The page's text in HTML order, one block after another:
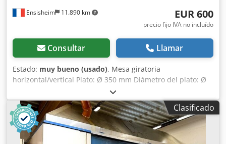
Ensisheim 11.890 km EUR 600
precio fijo IVA no incluído
Consultar Llamar
Estado: muy bueno (usado), Mesa giratoria
horizontal/vertical Plato: Ø 350 mm Diámetro del plato: Ø
400 mm Altura sin husillo: 140 mm Altura total: 250 mm
Dimensiones de la base: Longitud 430 mm x profundidad
370 mm Peso: aprox. 150 kg Posibilidad de trabajar en
posición horizontal o vertical Dodpfezmw Upsx Aqqjck El
avance se realiza mediante la manivela frontal
Clasificado